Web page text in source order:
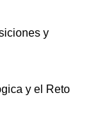
y
y el Reto